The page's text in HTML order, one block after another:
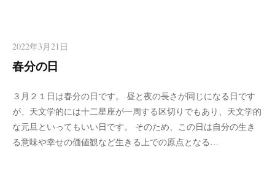
2022年3月21日
春分の日
３月２１日は春分の日です。 昼と夜の長さが同じになる日です
が、天文学的には十二星座が一周する区切りでもあり、天文学的
な元旦といってもいい日です。 そのため、この日は自分の生き
る意味や幸せの価値観など生きる上での原点となる…